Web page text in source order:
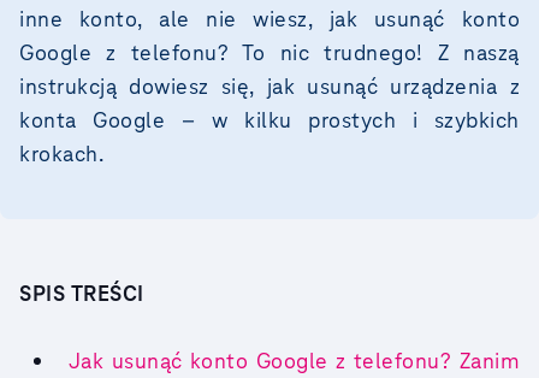
inne konto, ale nie wiesz, jak usunąć konto
Google z telefonu? To nic trudnego! Z naszą
instrukcją dowiesz się, jak usunąć urządzenia z
konta Google – w kilku prostych i szybkich
krokach.
SPIS TREŚCI
Jak usunąć konto Google z telefonu? Zanim